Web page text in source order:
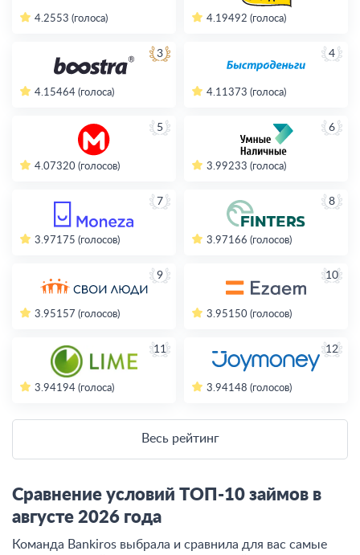
4.2553 (голоса) 4.19492 (голоса)
3
4.15464 (голоса)
4
4.11 373 (голоса)
5
4.07320 (голосов)
6
3.99233 (голоса)
7
3.97175 (голосов)
8
3.97166 (голосов)
9
3.95157 (голосов)
10
3.95150 (голосов)
11
3.94194 (голоса)
12
3.94148 (голосов)
Весь рейтинг
Сравнение условий ТОП-10 займов в
августе 2026 года
Команда Bankiros выбрала и сравнила для вас самые